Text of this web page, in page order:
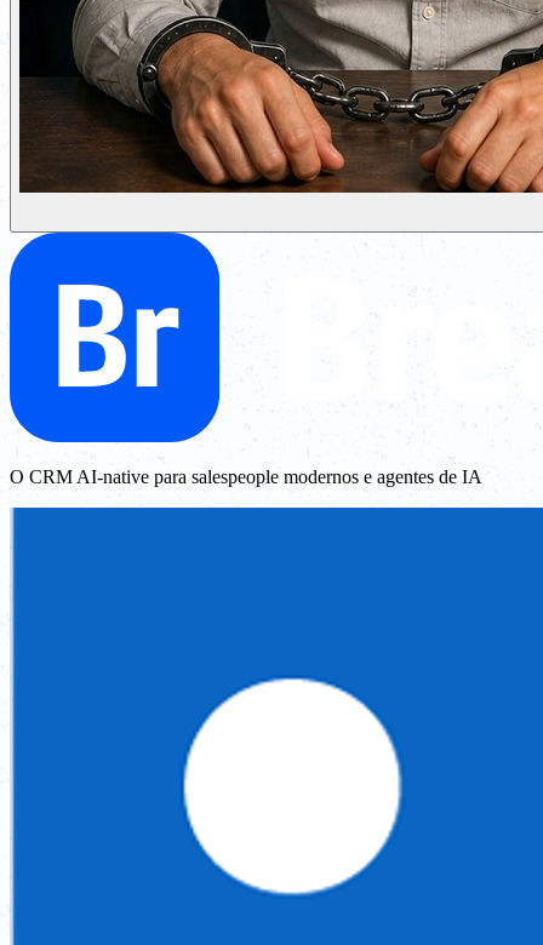
O CRM AI-native para salespeople modernos e agentes de IA